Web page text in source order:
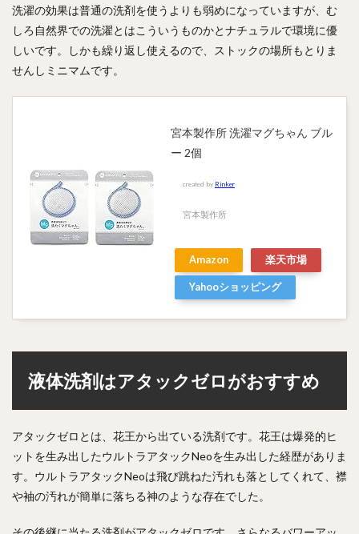
洗濯の効果は普通の洗剤を使うよりも弱めになっていますが、む
しろ自然界での洗濯とはこういうものかとナチュラルで環境に優
しいです。しかも繰り返し使えるので、ストックの場所もとりま
せんしミニマムです。
宮本製作所 洗濯マグちゃん ブル
ー 2個
created by Rinker
宮本製作所
Amazon 楽天市場
Yahooショッピング
液体洗剤はアタックゼロがおすすめ
アタックゼロとは、花王から出ている洗剤です。花王は爆発的ヒ
ットを生み出したウルトラアタックNeoを生み出した経歴がありま
す。ウルトラアタックNeoは飛び跳ねた汚れも落としてくれて、襟
や袖の汚れが簡単に落ちる神のような存在でした。